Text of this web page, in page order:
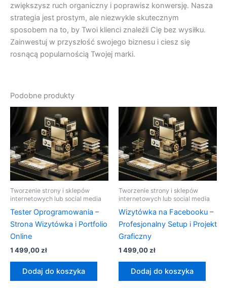
zwiększysz ruch organiczny i poprawisz konwersję. Nasza
strategia jest prostym, ale niezwykle skutecznym
sposobem na to, by Twoi klienci znaleźli Cię bez wysiłku.
Zainwestuj w przyszłość swojego biznesu i ciesz się
rosnącą popularnością Twojej marki.
Podobne produkty
Tworzenie strony i sklepów
internetowych lub social media
Tester Oprogramowania –
Strona Wizytówka i Portfolio
Online
1 499,00zł
Dodaj do koszyka
Tworzenie strony i sklepów
internetowych lub social media
Wizytówka na Facebooku –
Profesjonalny Setup i Projekt
Graficzny
1 499,00zł
Dodaj do koszyka